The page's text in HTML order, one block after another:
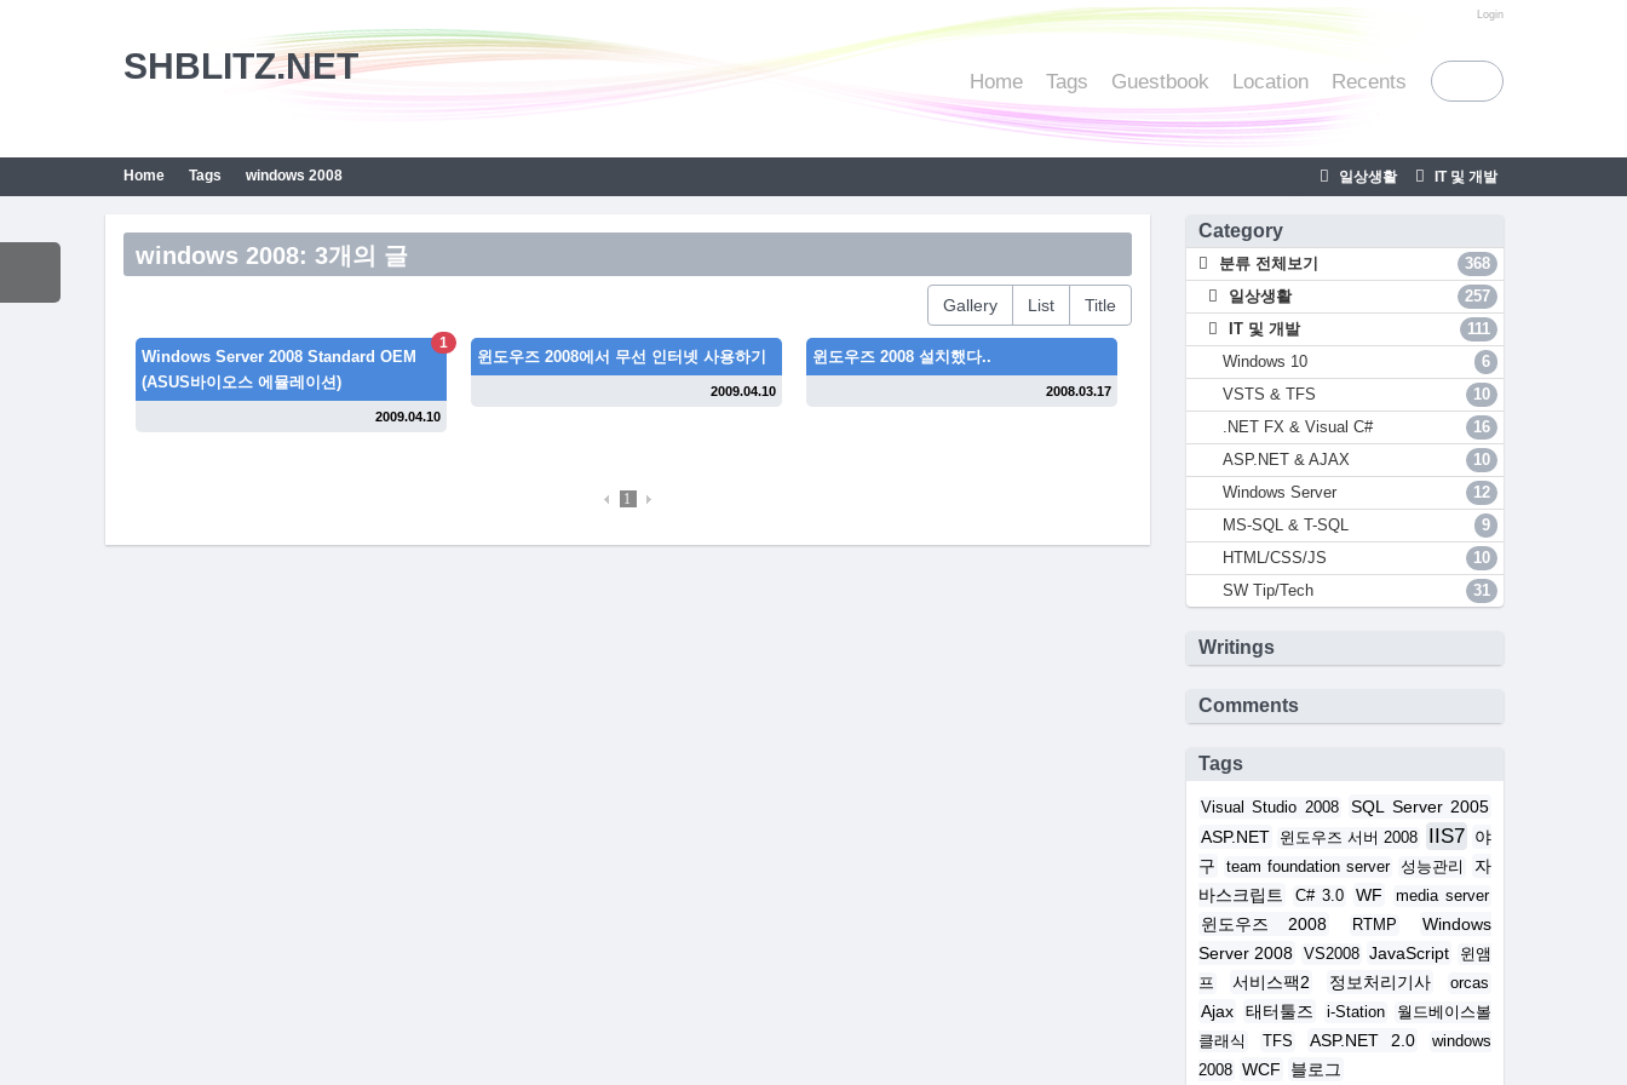
Login
Home Tags Guestbook Location Recents
SHBLITZ.NET
일상생활 IT 및 개발
Home Tags windows 2008
windows 2008: 3개의 글
Gallery List Title
1
Windows Server 2008 Standard OEM
(ASUS바이오스 에뮬레이션)
2009.04.10
윈도우즈 2008에서 무선 인터넷 사용하기
2009.04.10
윈도우즈 2008 설치했다..
2008.03.17
1
Category
분류 전체보기
368
일상생활
257
IT 및 개발
111
Windows 10
6
VSTS & TFS
10
.NET FX & Visual C#
16
ASP.NET & AJAX
10
Windows Server
12
MS-SQL & T-SQL
9
HTML/CSS/JS
10
SW Tip/Tech
31
Writings
Comments
Tags
Visual Studio 2008
SQL Server 2005
ASP.NET
윈도우즈 서버 2008 IIS7 야
구
team foundation server 성능관리
자
바스크립트
C# 3.0 WF media server
윈도우즈 2008 RTMP
Windows
Server 2008
VS2008 JavaScript
윈앰
프
서비스팩2 정보처리기사 orcas
Ajax 태터툴즈 i-Station
월드베이스볼
클래식
TFS ASP.NET 2.0
windows
2008
WCF 블로그
티스토리툴바